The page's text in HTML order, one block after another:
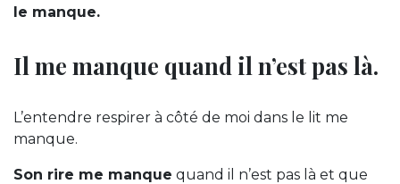
le manque.
Il me manque quand il n’est pas là.
L’entendre respirer à côté de moi dans le lit me
manque.
Son rire me manque quand il n’est pas là et que